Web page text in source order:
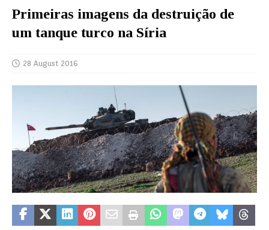
Primeiras imagens da destruição de
um tanque turco na Síria
28 August 2016